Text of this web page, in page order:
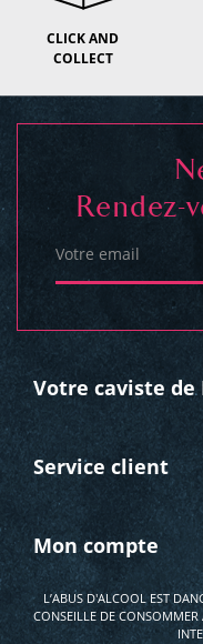
CLICK AND
COLLECT
Votre caviste de
Service client
Mon compte
Rendez-
Votre email
L’ABUS D'ALCOOL EST
CONSEILLE DE